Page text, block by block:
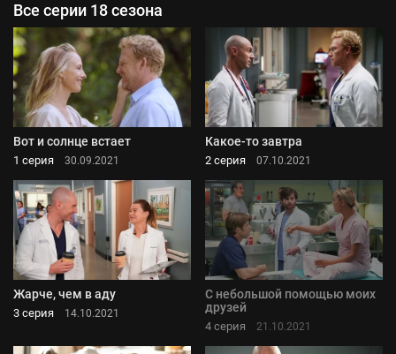
Все серии 18 сезона
Вот и солнце встает
1 серия 30.09.2021
Какое-то завтра
2 серия 07.10.2021
Жарче, чем в аду
3 серия 14.10.2021
С небольшой помощью моих
друзей
4 серия 21.10.2021